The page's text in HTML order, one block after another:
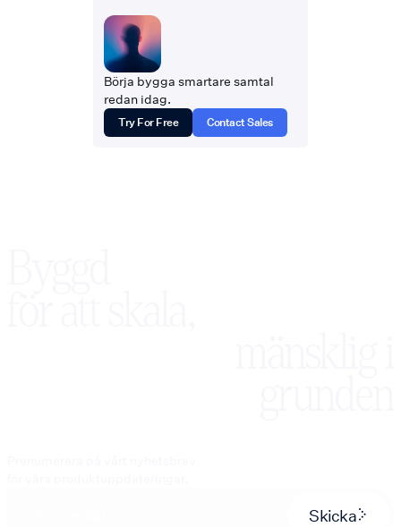
Börja bygga smartare samtal
redan idag.
Try For Free Contact Sales
Skicka